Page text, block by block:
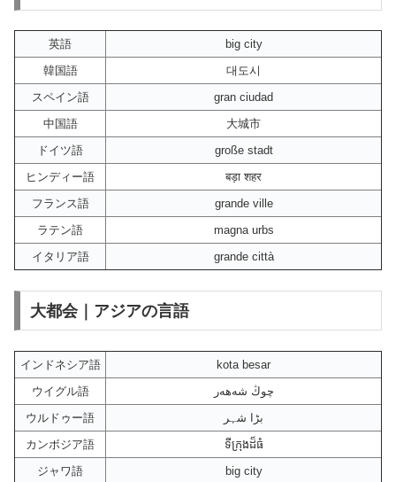
英語
big city
韓国語
대도시
スペイン語
gran ciudad
中国語
大城市
ドイツ語
große stadt
ヒンディー語
बड़ा शहर
フランス語
grande ville
ラテン語
magna urbs
イタリア語
grande città
大都会｜アジアの言語
インドネシア語
kota besar
ウイグル語
چوڭ شەھەر
ウルドゥー語
بڑا شہر
カンボジア語
ទីក្រុង​ដ៏​ធំ
ジャワ語
big city